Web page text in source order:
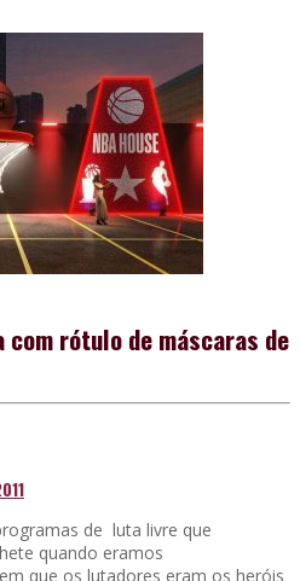
com rótulo de máscaras de
de luta livre que
quando eramos
que os lutadores eram os heróis